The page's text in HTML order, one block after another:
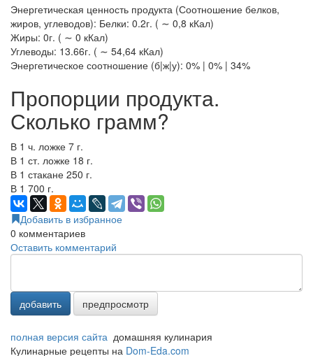
Энергетическая ценность продукта (Соотношение белков,
жиров, углеводов): Белки: 0.2г. ( ∼ 0,8 кКал)
Жиры: 0г. ( ∼ 0 кКал)
Углеводы: 13.66г. ( ∼ 54,64 кКал)
Энергетическое соотношение (б|ж|у): 0% | 0% | 34%
Пропорции продукта.
Сколько грамм?
В 1 ч. ложке 7 г.
В 1 ст. ложке 18 г.
В 1 стакане 250 г.
В 1 700 г.
Добавить в избранное
0 комментариев
Оставить комментарий
добавить предпросмотр
полная версия сайта домашняя кулинария
Кулинарные рецепты на Dom-Eda.com